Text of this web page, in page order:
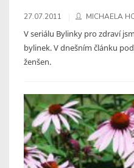
27.07.2011 MICHAELA
V seriálu Bylinky pro zdraví
bylinek. V dnešním článku
ženšen.